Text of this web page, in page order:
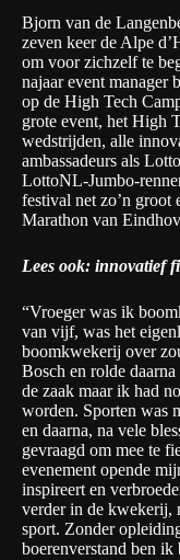
Bjorn van de
zeven keer de Alpe
om voor zichzelf te
najaar event manager
op de High Tech
grote event, het High
wedstrijden, alle
ambassadeurs als
LottoNL-Jumbo-
festival net zo’n groot
Marathon van
Lees ook: innovatief
“Vroeger was ik
van vijf, was het
boomkwekerij over
Bosch en rolde
de zaak maar ik had
worden. Sporten was
en daarna, na vele
gevraagd om mee te
evenement opende
inspireert en
verder in de kwekerij,
sport. Zonder
boerenverstand ben ik